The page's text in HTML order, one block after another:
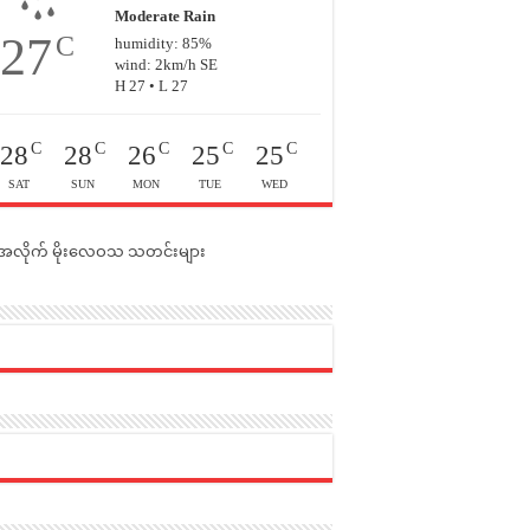
27C
Moderate Rain
humidity: 85%
wind: 2km/h SE
H 27 • L 27
28 C
SAT
28 C
SUN
26 C
MON
25 C
TUE
25 C
WED
လိုက် မိုးလေဝသ သတင်းများ